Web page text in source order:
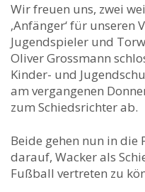
Wir freuen uns, zwei
‚Anfänger‘ für unseren
Jugendspieler und
Oliver Grossmann
Kinder- und
am vergangenen
zum Schiedsrichter ab.
Beide gehen nun in die
darauf, Wacker als
Fußball vertreten zu